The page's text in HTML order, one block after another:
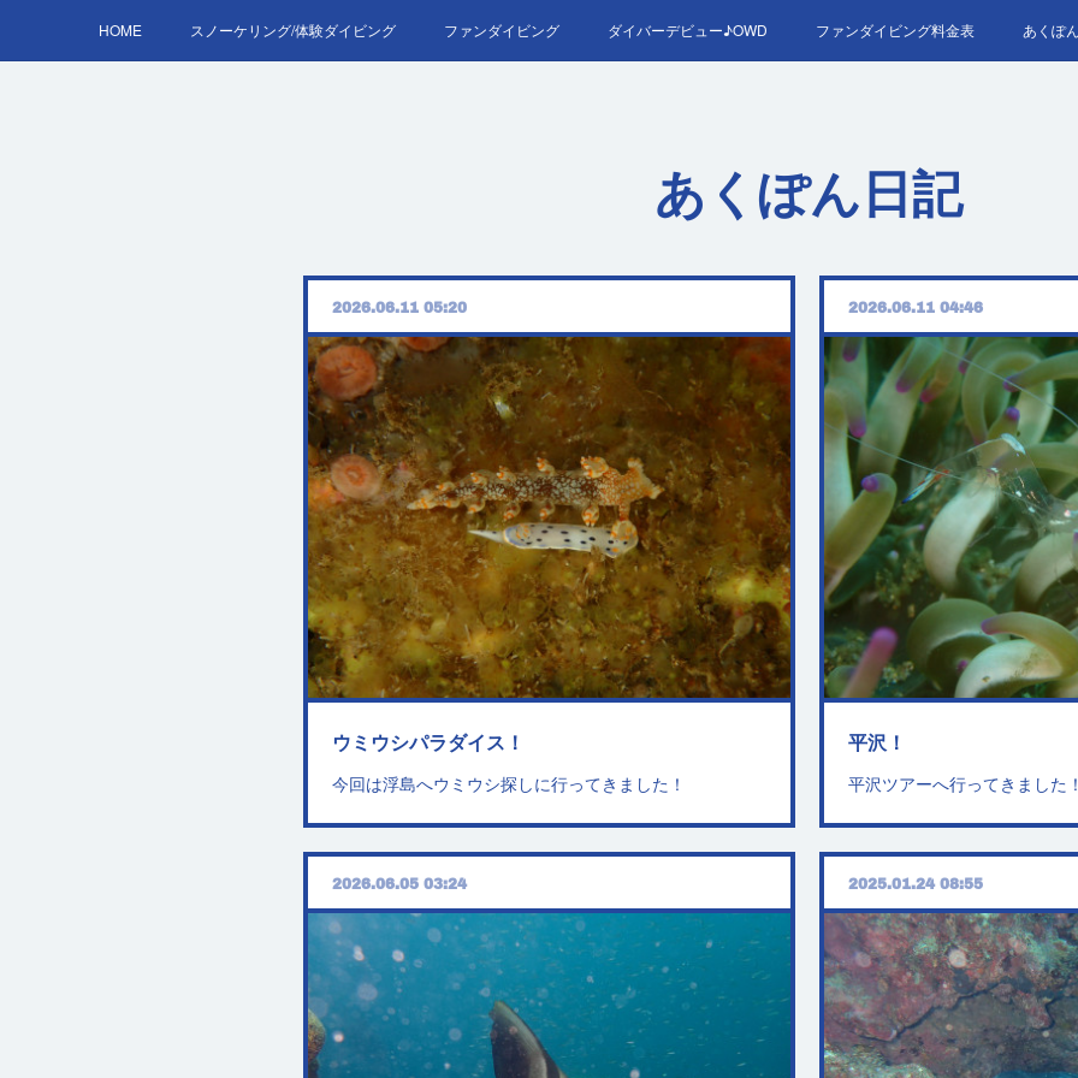
HOME スノーケリング/体験ダイビング ファンダイビング ダイバーデビュー♪OWD ファンダイビング料金表 あくぽ
あくぽん日記
2026.06.11 05:20
ウミウシパラダイス！
今回は浮島へウミウシ探しに行ってきました！
2026.06.11 04:46
平沢！
平沢ツアーへ行ってきました
2026.06.05 03:24 2025.01.24 08:55